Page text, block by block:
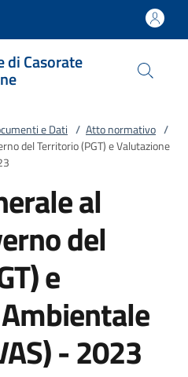
di Casorate
e Dati / Atto normativo /
del Territorio (PGT) e Valutazione
al
del
e
- 2023